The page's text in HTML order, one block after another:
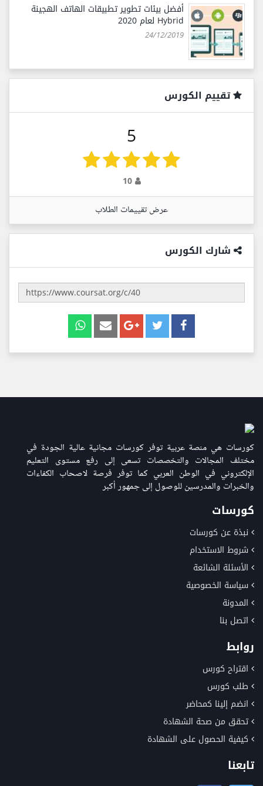
أفضل بيئات تطوير تطبيقات الهاتف الهجينة
Hybrid لعام 2020
24/12/2019
تقييم الكورس
5
10
عرض تقييمات الطلاب
شارك الكورس
كورسات هي منصة عربية توفر كورسات مجانية عالية الجودة في
مختلف المجالات والتخصصات تسعى إلى رفع مستوى التعليم
الإلكتروني في الوطن العربي كما توفر فرصة لاصحاب الكفاءات
والخبرات والمدرسين للوصول إلى جمهور أكبر
كورسات
نبذة عن كورسات
شروط الاستخدام
الأسئلة الشائعة
سياسة الخصوصية
المدونة
اتصل بنا
روابط
اقتراح كورس
طلب كورس
انضم إلينا كمحاضر
تحقق من صحة الشهادة
كيفية الحصول على الشهادة
تابعنا